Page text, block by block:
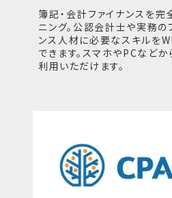
簿記・会計ファイナンスを
ニング。公認会計士や実務の
ンス人材に必要なスキルを
できます。スマホやPCなど
利用いただけます。